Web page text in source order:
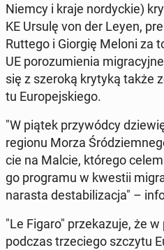
Niemcy i kraje nor­dyc­kie)
KE Ursulę von der Leyen,
Ruttego i Giorgię Meloni za
UE po­ro­zu­mie­nia
się z szeroką krytyką także
tu Eu­ro­pej­skie­go.
"W piątek przy­wód­cy
regionu Morza
cie na Malcie, którego
go pro­gra­mu w kwestii
narasta de­sta­bi­li­za­cja" –
"Le Figaro" prze­ka­zu­je, że
podczas trze­cie­go szczytu